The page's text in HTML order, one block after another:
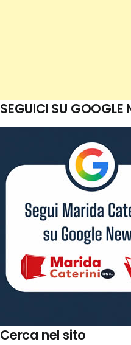
SEGUICI SU GOOGLE
Cerca nel sito